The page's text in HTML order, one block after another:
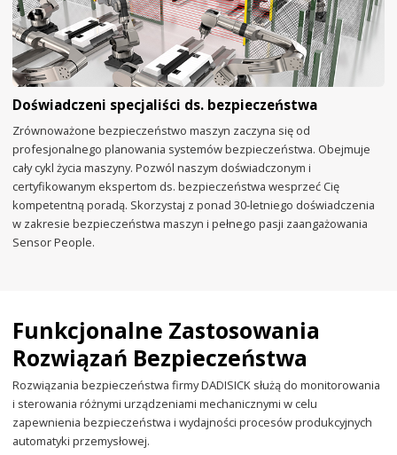
Doświadczeni specjaliści ds. bezpieczeństwa
Zrównoważone bezpieczeństwo maszyn zaczyna się od
profesjonalnego planowania systemów bezpieczeństwa. Obejmuje
cały cykl życia maszyny. Pozwól naszym doświadczonym i
certyfikowanym ekspertom ds. bezpieczeństwa wesprzeć Cię
kompetentną poradą. Skorzystaj z ponad 30-letniego doświadczenia
w zakresie bezpieczeństwa maszyn i pełnego pasji zaangażowania
Sensor People.
Funkcjonalne Zastosowania
Rozwiązań Bezpieczeństwa
Rozwiązania bezpieczeństwa firmy DADISICK służą do monitorowania
i sterowania różnymi urządzeniami mechanicznymi w celu
zapewnienia bezpieczeństwa i wydajności procesów produkcyjnych
automatyki przemysłowej.